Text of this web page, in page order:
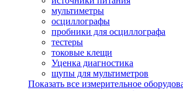
мультиметры
осциллографы
пробники для осциллографа
тестеры
токовые клещи
Уценка диагностика
щупы для мультиметров
Показать все измерительное